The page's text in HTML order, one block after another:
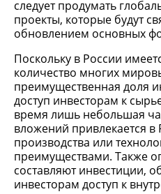
следует продумать
проекты, которые будут
обновлением основных
Поскольку в России
количество многих
преимущественная доля
доступ инвесторам к
время лишь небольшая
вложений привлекается
производства или
преимуществами. Также
составляют инвестиции,
инвесторам доступ к